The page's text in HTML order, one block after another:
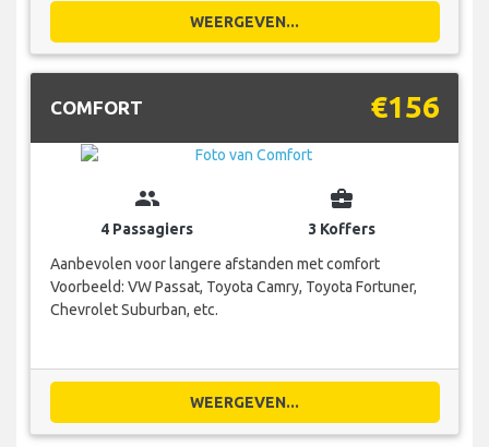
WEERGEVEN...
COMFORT €156
group
4 Passagiers
business_center
3 Koffers
Aanbevolen voor langere afstanden met comfort
Voorbeeld: VW Passat, Toyota Camry, Toyota Fortuner,
Chevrolet Suburban, etc.
WEERGEVEN...